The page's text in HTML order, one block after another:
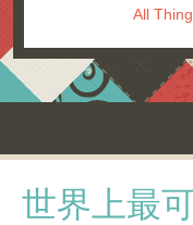
All
世界上最